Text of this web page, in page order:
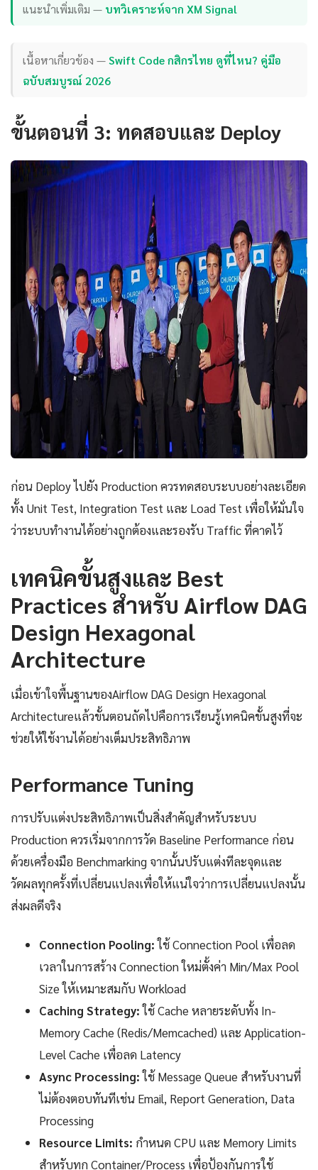
แนะนำเพิ่มเติม — บทวิเคราะห์จาก XM Signal
เนื้อหาเกี่ยวข้อง —Swift Code กสิกรไทย ดูที่ไหน? คู่มือ
ฉบับสมบูรณ์ 2026
ขั้นตอนที่ 3: ทดสอบและ Deploy
ก่อน Deploy ไปยัง Production ควรทดสอบระบบอย่างละเอียด
ทั้ง Unit Test, Integration Test และ Load Test เพื่อให้มั่นใจ
ว่าระบบทำงานได้อย่างถูกต้องและรองรับ Traffic ที่คาดไว้
เทคนิคขั้นสูงและ Best
Practices สำหรับ Airflow DAG
Design Hexagonal
Architecture
เมื่อเข้าใจพื้นฐานของAirflow DAG Design Hexagonal
Architectureแล้วขั้นตอนถัดไปคือการเรียนรู้เทคนิคขั้นสูงที่จะ
ช่วยให้ใช้งานได้อย่างเต็มประสิทธิภาพ
Performance Tuning
การปรับแต่งประสิทธิภาพเป็นสิ่งสำคัญสำหรับระบบ
Production ควรเริ่มจากการวัด Baseline Performance ก่อน
ด้วยเครื่องมือ Benchmarking จากนั้นปรับแต่งทีละจุดและ
วัดผลทุกครั้งที่เปลี่ยนแปลงเพื่อให้แน่ใจว่าการเปลี่ยนแปลงนั้น
ส่งผลดีจริง
Connection Pooling:ใช้ Connection Pool เพื่อลด
เวลาในการสร้าง Connection ใหม่ตั้งค่า Min/Max Pool
Size ให้เหมาะสมกับ Workload
Caching Strategy:ใช้ Cache หลายระดับทั้ง In-
Memory Cache (Redis/Memcached) และ Application-
Level Cache เพื่อลด Latency
Async Processing:ใช้ Message Queue สำหรับงานที่
ไม่ต้องตอบทันทีเช่น Email, Report Generation, Data
Processing
Resource Limits: กำหนด CPU และ Memory Limits
สำหรับทุก Container/Process เพื่อป้องกันการใช้